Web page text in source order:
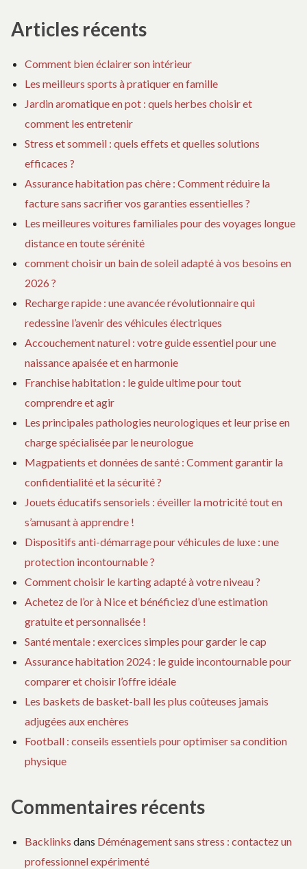
POUR
HOMMES
Articles récents
Comment bien éclairer son intérieur
Les meilleurs sports à pratiquer en famille
Jardin aromatique en pot : quels herbes choisir et
comment les entretenir
Stress et sommeil : quels effets et quelles solutions
efficaces ?
Assurance habitation pas chère : Comment réduire la
facture sans sacrifier vos garanties essentielles ?
Les meilleures voitures familiales pour des voyages longue
distance en toute sérénité
comment choisir un bain de soleil adapté à vos besoins en
2026 ?
Recharge rapide : une avancée révolutionnaire qui
redessine l’avenir des véhicules électriques
Accouchement naturel : votre guide essentiel pour une
naissance apaisée et en harmonie
Franchise habitation : le guide ultime pour tout
comprendre et agir
Les principales pathologies neurologiques et leur prise en
charge spécialisée par le neurologue
Magpatients et données de santé : Comment garantir la
confidentialité et la sécurité ?
Jouets éducatifs sensoriels : éveiller la motricité tout en
s’amusant à apprendre !
Dispositifs anti-démarrage pour véhicules de luxe : une
protection incontournable ?
Comment choisir le karting adapté à votre niveau ?
Achetez de l’or à Nice et bénéficiez d’une estimation
gratuite et personnalisée !
Santé mentale : exercices simples pour garder le cap
Assurance habitation 2024 : le guide incontournable pour
comparer et choisir l’offre idéale
Les baskets de basket-ball les plus coûteuses jamais
adjugées aux enchères
Football : conseils essentiels pour optimiser sa condition
physique
Commentaires récents
Backlinks dans Déménagement sans stress : contactez un
professionnel expérimenté